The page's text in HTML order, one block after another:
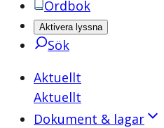
Ordbok
Aktivera lyssna
Sök
Aktuellt
Aktuellt
Dokument & lagar